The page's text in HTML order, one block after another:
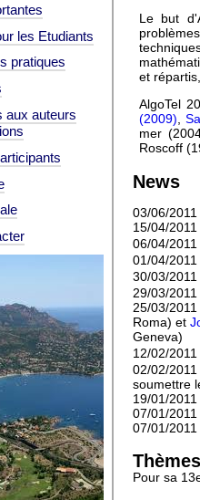
les Etudiants
pratiques
aux auteurs
Le but
et
AlgoTel
(2009)
mer
Roscoff
News
03/06/
15/04/
06/04/
01/04/
30/03/
29/03/
25/03/
Roma) et
Geneva)
12/02/
02/02/
soumettre
19/01/
07/01/
07/01/
Pour sa